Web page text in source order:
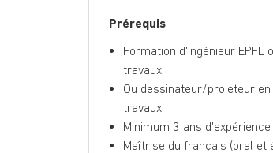
Prérequis
Formation d'ingénieur EPFL
travaux
Ou dessinateur/projeteur
travaux
Minimum 3 ans d'expérience
Maîtrise du français (oral et